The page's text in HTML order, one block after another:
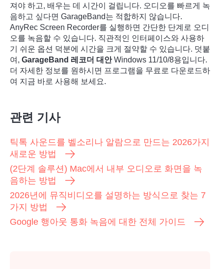
져야 하고, 배우는 데 시간이 걸립니다. 오디오를 빠르게 녹
음하고 싶다면 GarageBand는 적합하지 않습니다.
AnyRec Screen Recorder를 실행하면 간단한 단계로 오디
오를 녹음할 수 있습니다. 직관적인 인터페이스와 사용하
기 쉬운 옵션 덕분에 시간을 크게 절약할 수 있습니다. 덧붙
여, GarageBand 레코더 대안Windows 11/10/8용입니다.
더 자세한 정보를 원하시면 프로그램을 무료로 다운로드하
여 지금 바로 사용해 보세요.
관련 기사
틱톡 사운드를 벨소리나 알람으로 만드는 2026가지
새로운 방법
(2단계 솔루션) Mac에서 내부 오디오로 화면을 녹
음하는 방법
2026년에 뮤직비디오를 설명하는 방식으로 찾는 7
가지 방법
Google 행아웃 통화 녹음에 대한 전체 가이드